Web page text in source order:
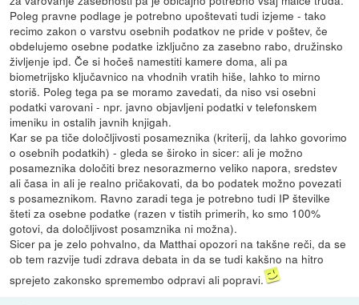
Poleg pravne podlage je potrebno upoštevati tudi izjeme - tako
recimo zakon o varstvu osebnih podatkov ne pride v poštev, če
obdelujemo osebne podatke izključno za zasebno rabo, družinsko
življenje ipd. Če si hočeš namestiti kamere doma, ali pa
biometrijsko ključavnico na vhodnih vratih hiše, lahko to mirno
storiš. Poleg tega pa se moramo zavedati, da niso vsi osebni
podatki varovani - npr. javno objavljeni podatki v telefonskem
imeniku in ostalih javnih knjigah.
Kar se pa tiče določljivosti posameznika (kriterij, da lahko govorimo
o osebnih podatkih) - gleda se široko in sicer: ali je možno
posameznika določiti brez nesorazmerno veliko napora, sredstev
ali časa in ali je realno pričakovati, da bo podatek možno povezati
s posameznikom. Ravno zaradi tega je potrebno tudi IP številke
šteti za osebne podatke (razen v tistih primerih, ko smo 100%
gotovi, da določljivost posamznika ni možna).
Sicer pa je zelo pohvalno, da Matthai opozori na takšne reči, da se
ob tem razvije tudi zdrava debata in da se tudi kakšno na hitro
sprejeto zakonsko spremembo odpravi ali popravi.